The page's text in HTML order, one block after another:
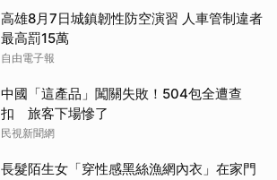
高雄8月7日城鎮韌性防空演習 人車管制違者
最高罰15萬
自由電子報
中國「這產品」闖關失敗！504包全遭查
扣 旅客下場慘了
民視新聞網
長髮陌生女「穿性感黑絲漁網內衣」在家門